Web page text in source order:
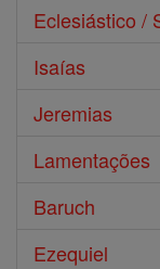
Eclesiástico /
Isaías
Jeremias
Lamentações
Baruch
Ezequiel